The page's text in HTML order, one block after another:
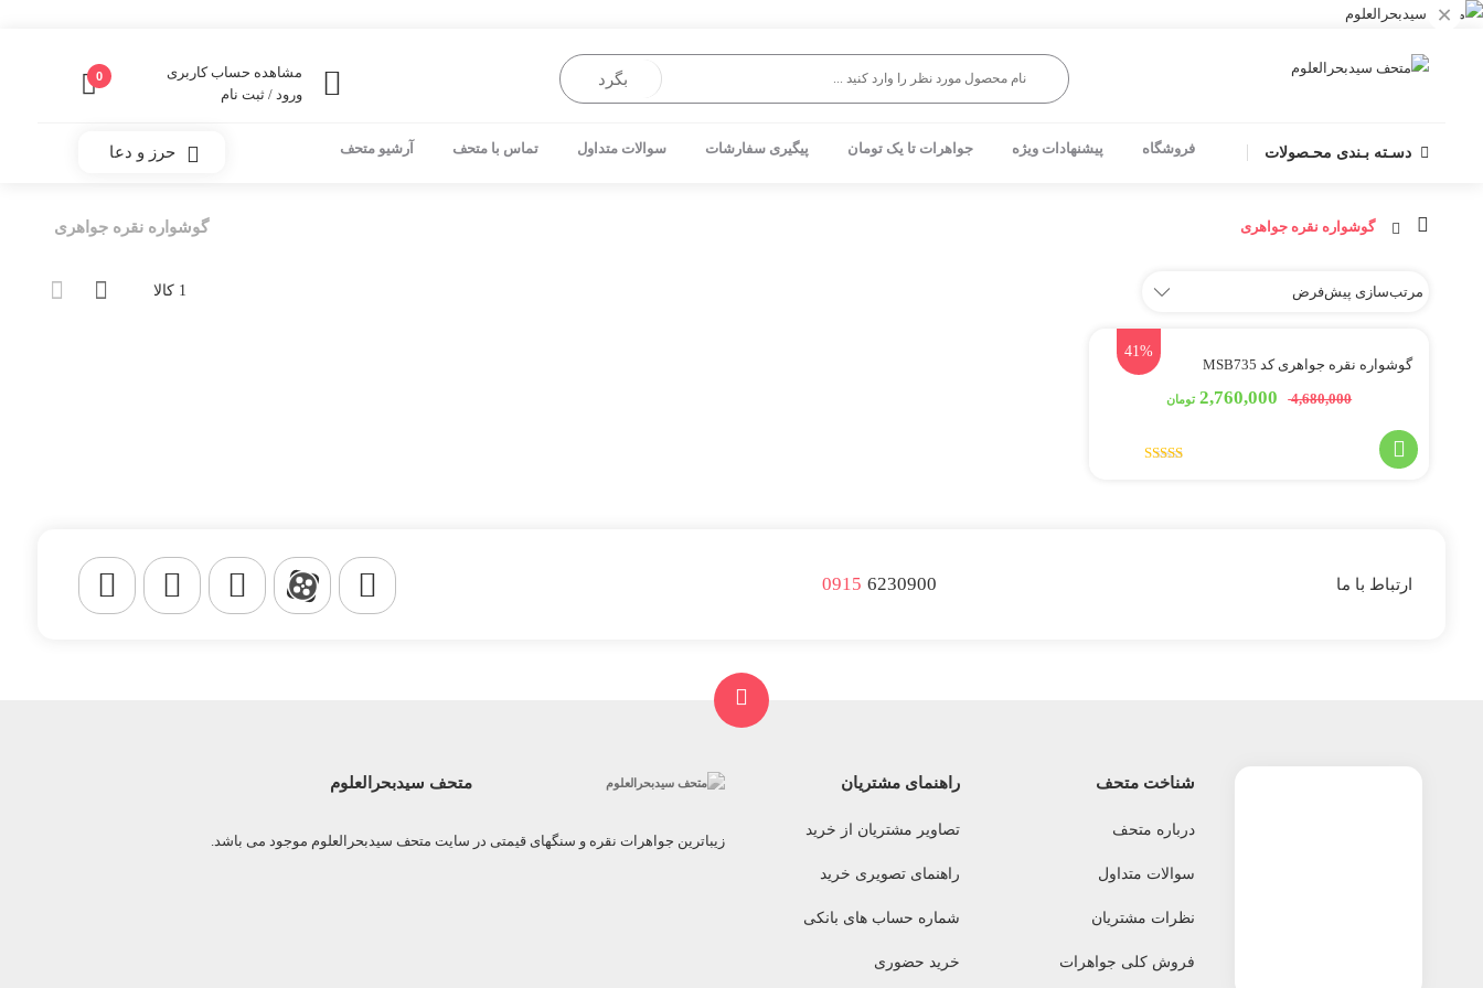
×
بگرد 0
مشاهده حساب کاربری
ورود / ثبت نام
دسـته بـندی محـصولات فروشگاه پیشنهادات ویژه جواهرات تا یک تومان پیگیری سفارشات سوالات متداول تماس با متحف آرشیو متحف حرز و دعا
گوشواره نقره جواهری گوشواره نقره جواهری
1 کالا
41%
گوشواره نقره جواهری کد MSB735
4,680,000
2,760,000 تومان
ارتباط با ما 0915 6230900
شناخت متحف
درباره متحف
سوالات متداول
نظرات مشتریان
فروش کلی جواهرات
راهنمای مشتریان
تصاویر مشتریان از خرید
راهنمای تصویری خرید
شماره حساب های بانکی
خرید حضوری
متحف سیدبحرالعلوم
زیباترین جواهرات نقره و سنگهای قیمتی در سایت متحف سیدبحرالعلوم موجود می باشد.